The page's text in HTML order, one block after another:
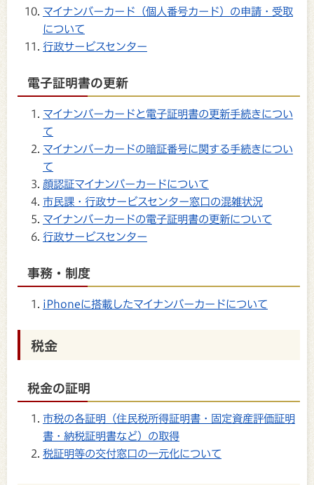
マイナンバーカード（個人番号カード）の申請・受取
について
行政サービスセンター
電子証明書の更新
マイナンバーカードと電子証明書の更新手続きについ
て
マイナンバーカードの暗証番号に関する手続きについ
て
顔認証マイナンバーカードについて
市民課・行政サービスセンター窓口の混雑状況
マイナンバーカードの電子証明書の更新について
行政サービスセンター
事務・制度
iPhoneに搭載したマイナンバーカードについて
税金
税金の証明
市税の各証明（住民税所得証明書・固定資産評価証明
書・納税証明書など）の取得
税証明等の交付窓口の一元化について